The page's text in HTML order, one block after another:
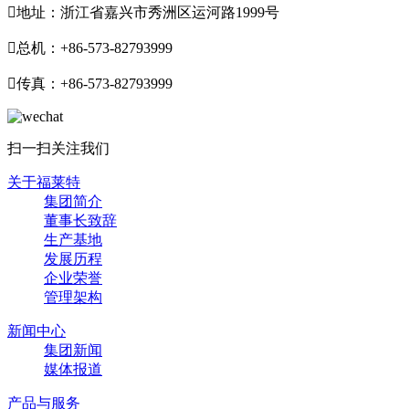
地址：浙江省嘉兴市秀洲区运河路1999号
总机：+86-573-82793999
传真：+86-573-82793999
扫一扫关注我们
关于福莱特
集团简介
董事长致辞
生产基地
发展历程
企业荣誉
管理架构
新闻中心
集团新闻
媒体报道
产品与服务